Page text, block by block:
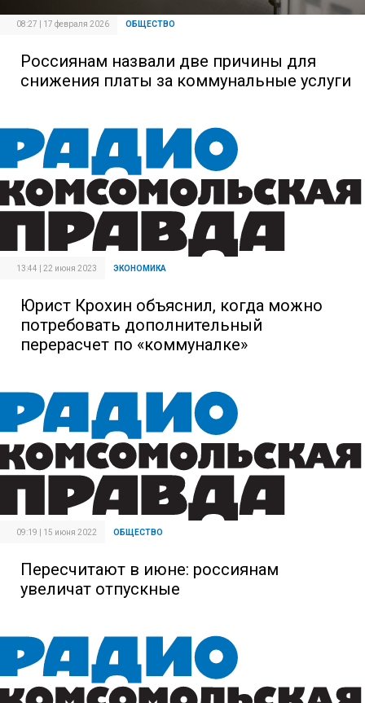
08:27 | 17 февраля 2026 ОБЩЕСТВО
Россиянам назвали две причины для
снижения платы за коммунальные услуги
13:44 | 22 июня 2023 ЭКОНОМИКА
Юрист Крохин объяснил, когда можно
потребовать дополнительный
перерасчет по «коммуналке»
09:19 | 15 июня 2022 ОБЩЕСТВО
Пересчитают в июне: россиянам
увеличат отпускные